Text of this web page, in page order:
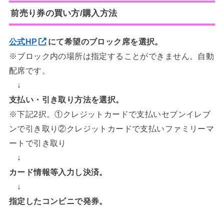
前売り券の買い方/購入方法
公式HP
にて希望のブロック席を選択。
※ブロック内の場所は指定することができません。自動
配席です。
↓
支払い・引き取り方法を選択。
※下記2択。①クレジットカードで支払いセブンイレブ
ンで引き取り②クレジットカードで支払いファミリーマ
ートで引き取り
↓
カード情報等入力し決済。
↓
指定したコンビニで発券。